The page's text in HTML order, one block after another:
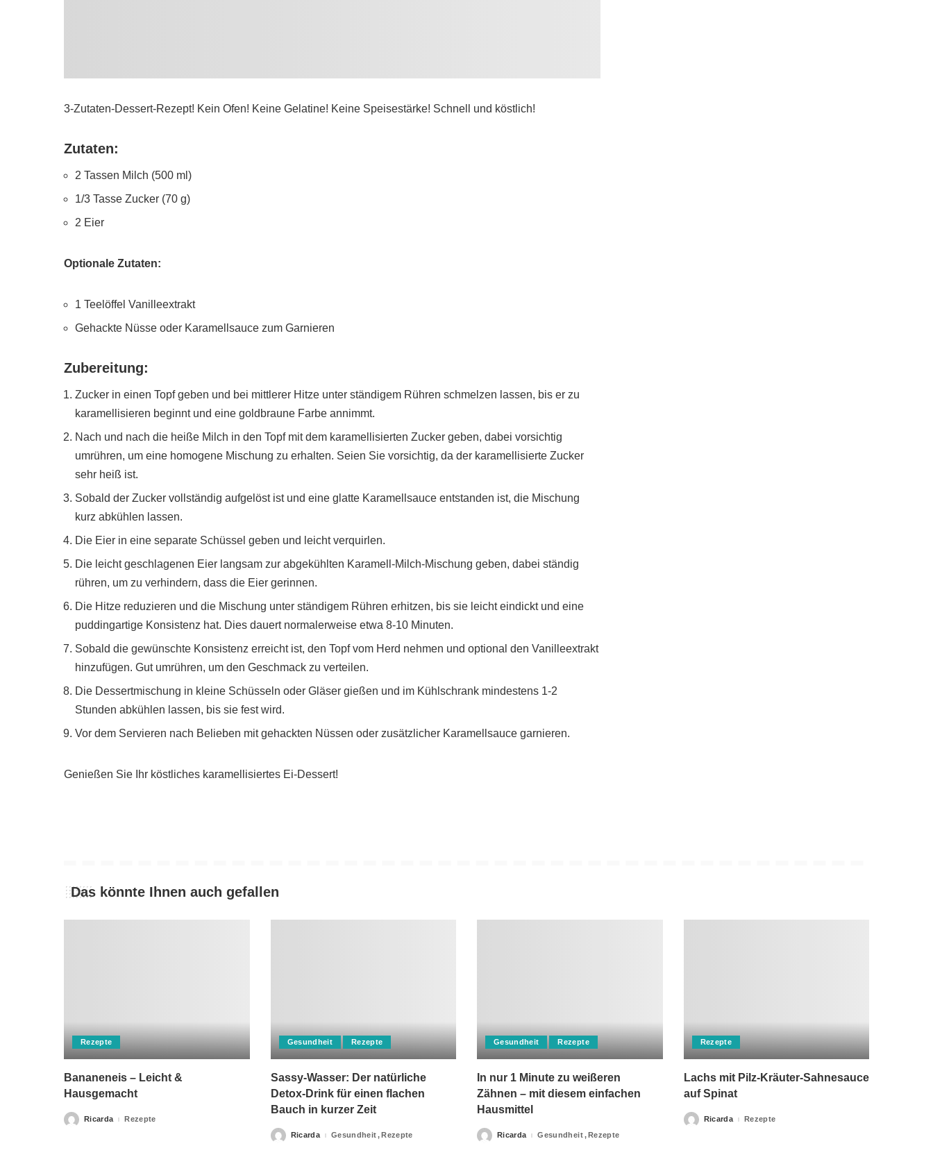
3-Zutaten-Dessert-Rezept! Kein Ofen! Keine Gelatine! Keine Speisestärke! Schnell und köstlich!
Zutaten:
2 Tassen Milch (500 ml)
1/3 Tasse Zucker (70 g)
2 Eier
Optionale Zutaten:
1 Teelöffel Vanilleextrakt
Gehackte Nüsse oder Karamellsauce zum Garnieren
Zubereitung:
Zucker in einen Topf geben und bei mittlerer Hitze unter ständigem Rühren schmelzen lassen, bis er zu
karamellisieren beginnt und eine goldbraune Farbe annimmt.
Nach und nach die heiße Milch in den Topf mit dem karamellisierten Zucker geben, dabei vorsichtig
umrühren, um eine homogene Mischung zu erhalten. Seien Sie vorsichtig, da der karamellisierte Zucker
sehr heiß ist.
Sobald der Zucker vollständig aufgelöst ist und eine glatte Karamellsauce entstanden ist, die Mischung
kurz abkühlen lassen.
Die Eier in eine separate Schüssel geben und leicht verquirlen.
Die leicht geschlagenen Eier langsam zur abgekühlten Karamell-Milch-Mischung geben, dabei ständig
rühren, um zu verhindern, dass die Eier gerinnen.
Die Hitze reduzieren und die Mischung unter ständigem Rühren erhitzen, bis sie leicht eindickt und eine
puddingartige Konsistenz hat. Dies dauert normalerweise etwa 8-10 Minuten.
Sobald die gewünschte Konsistenz erreicht ist, den Topf vom Herd nehmen und optional den Vanilleextrakt
hinzufügen. Gut umrühren, um den Geschmack zu verteilen.
Die Dessertmischung in kleine Schüsseln oder Gläser gießen und im Kühlschrank mindestens 1-2
Stunden abkühlen lassen, bis sie fest wird.
Vor dem Servieren nach Belieben mit gehackten Nüssen oder zusätzlicher Karamellsauce garnieren.
Genießen Sie Ihr köstliches karamellisiertes Ei-Dessert!
Das könnte Ihnen auch gefallen
Rezepte
Bananeneis – Leicht &
Hausgemacht
PostedRicarda Rezepte
Gesundheit Rezepte
Sassy-Wasser: Der natürliche
Detox-Drink für einen flachen
Bauch in kurzer Zeit
PostedRicarda Gesundheit Rezepte
Gesundheit Rezepte
In nur 1 Minute zu weißeren
Zähnen – mit diesem einfachen
Hausmittel
PostedRicarda Gesundheit Rezepte
Rezepte
Lachs mit Pilz-Kräuter-Sahnesauce
auf Spinat
PostedRicarda Rezepte